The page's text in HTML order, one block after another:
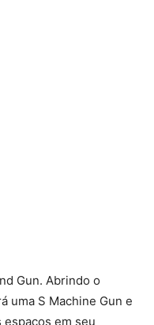
Gun. Abrindo o
uma S Machine Gun e
espaços em seu